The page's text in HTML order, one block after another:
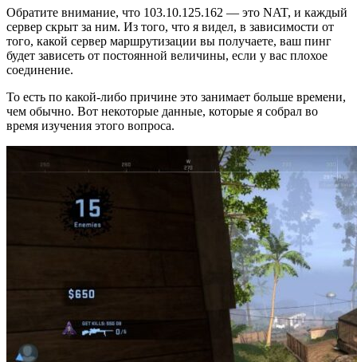
Обратите внимание, что 103.10.125.162 — это NAT, и каждый
сервер скрыт за ним. Из того, что я видел, в зависимости от
того, какой сервер маршрутизации вы получаете, ваш пинг
будет зависеть от постоянной величины, если у вас плохое
соединение.
То есть по какой-либо причине это занимает больше времени,
чем обычно. Вот некоторые данные, которые я собрал во
время изучения этого вопроса.